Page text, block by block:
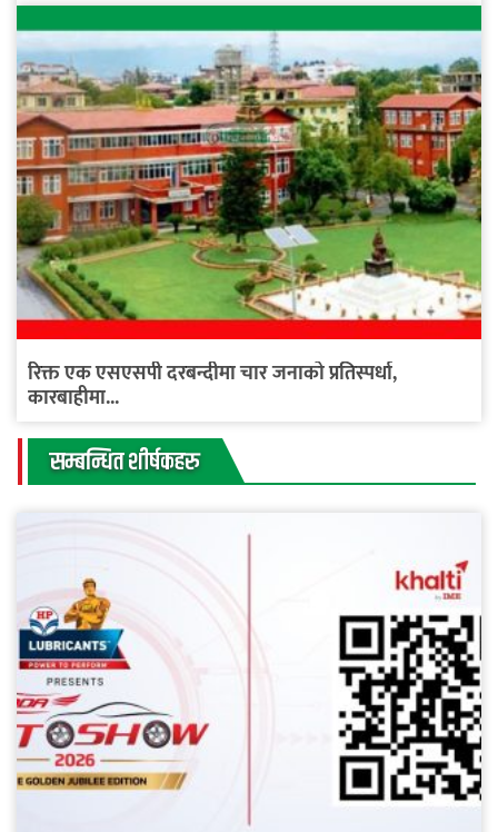
रिक्त एक एसएसपी दरबन्दीमा चार जनाको प्रतिस्पर्धा,
कारबाहीमा...
सम्बन्धित शीर्षकहरु